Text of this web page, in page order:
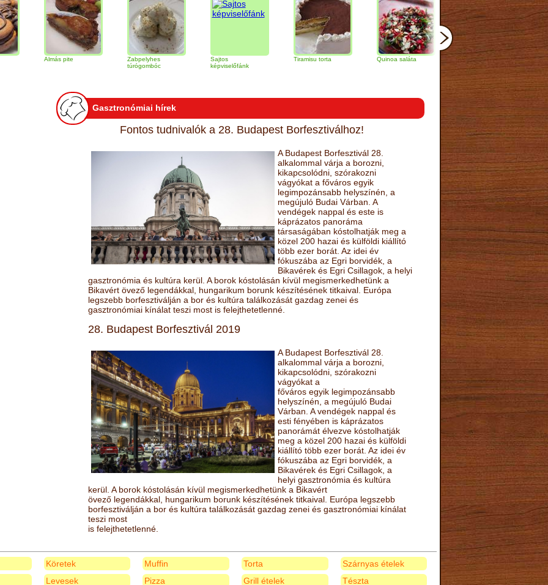
Zabpelyhes
túrógombóc
képviselőfánk
Tiramisu torta Quinoa saláta Mandulás kifli
Csokoládés-
narancs
Gasztronómiai hírek
Fontos tudnivalók a 28. Budapest Borfesztiválhoz!
A Budapest Borfesztivál 28.
alkalommal várja a borozni,
kikapcsolódni, szórakozni
vágyókat a főváros egyik
legimpozánsabb helyszínén, a
megújuló Budai Várban. A
vendégek nappal és este is
káprázatos panoráma
társaságában kóstolhatják meg a
közel 200 hazai és külföldi kiállító
több ezer borát. Az idei év
fókuszába az Egri borvidék, a
Bikavérek és Egri Csillagok, a helyi
gasztronómia és kultúra kerül. A borok kóstolásán kívül megismerkedhetünk a
Bikavért övező legendákkal, hungarikum borunk készítésének titkaival. Európa
legszebb borfesztiválján a bor és kultúra találkozását gazdag zenei és
gasztronómiai kínálat teszi most is felejthetetlenné.
28. Budapest Borfesztivál 2019
A Budapest Borfesztivál 28.
alkalommal várja a borozni,
kikapcsolódni, szórakozni
vágyókat a
főváros egyik legimpozánsabb
helyszínén, a megújuló Budai
Várban. A vendégek nappal és
esti fényében is káprázatos
panorámát élvezve kóstolhatják
meg a közel 200 hazai és külföldi
kiállító több ezer borát. Az idei év
fókuszába az Egri borvidék, a
Bikavérek és Egri Csillagok, a
helyi gasztronómia és kultúra
kerül. A borok kóstolásán kívül megismerkedhetünk a Bikavért
övező legendákkal, hungarikum borunk készítésének titkaival. Európa legszebb
borfesztiválján a bor és kultúra találkozását gazdag zenei és gasztronómiai kínálat
teszi most
is felejthetetlenné.
Köretek
Levesek
Muffin
Pizza
Torta
Grill ételek
Szárnyas ételek
Tészta